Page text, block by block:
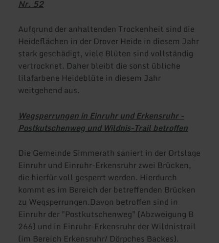
Nr. 52
Aufgrund der anhaltenden Trockenheit sind die
Heideflächen in der Drover Heide in diesem Jahr
stark geschädigt, viele Blüten sind vollständig
vertrocknet. Daher bleibt die sonst übliche
lilafarbene Heideblüte in diesem Jahr
weitgehend aus.
Wegsperrungen in Einruhr und Erkensruhr -
Postkutschenweg und Wildnis-Trail betroffen
Die Gemeinde Simmerath saniert in der Ortslage
Einruhr und Einruhr-Erkensruhr zwei Brücken,
die hierfür voll gesperrt werden. Hierdurch
kommt es im Bereich der betreffenden Brücken
zu Wegsperrungen.Davon betroffen sind in
Einruhr der "Postkutschenweg" (Abzweigung B
266) und in Einruhr-Erkensruhr der Wildnistrail
(im Bereich Erkensruhr/ Dörpches Backes).